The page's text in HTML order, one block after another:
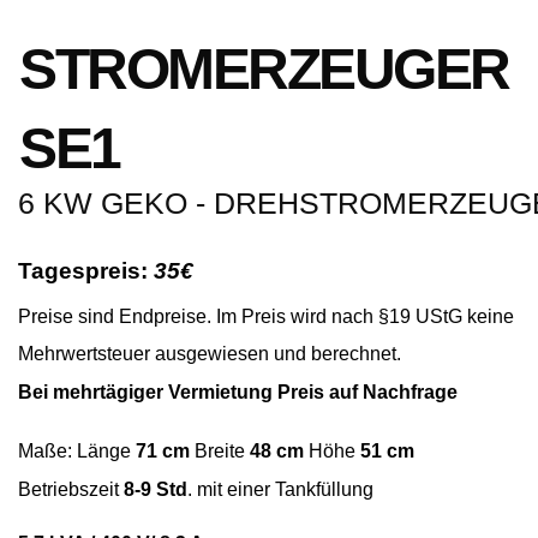
STROMERZEUGER
SE1
6 KW GEKO -
Tagespreis: 35€
Preise sind Endpreise. Im Preis wird nach §19 UStG keine
Mehrwertsteuer ausgewiesen und berechnet.
Bei mehrtägiger Vermietung Preis auf Nachfrage
Maße: Länge71 cm Breite48 cm Höhe51 cm
Betriebszeit8-9 Std . mit einer Tankfüllung